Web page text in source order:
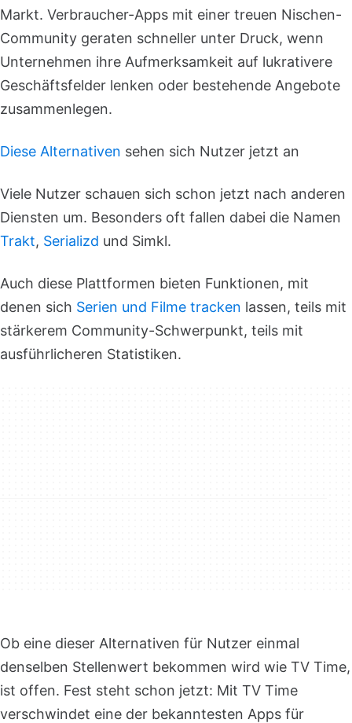
Markt. Verbraucher-Apps mit einer treuen Nischen-
Community geraten schneller unter Druck, wenn
Unternehmen ihre Aufmerksamkeit auf lukrativere
Geschäftsfelder lenken oder bestehende Angebote
zusammenlegen.
Diese Alternativen sehen sich Nutzer jetzt an
Viele Nutzer schauen sich schon jetzt nach anderen
Diensten um. Besonders oft fallen dabei die Namen
Trakt, Serializd und Simkl.
Auch diese Plattformen bieten Funktionen, mit
denen sich Serien und Filme tracken lassen, teils mit
stärkerem Community-Schwerpunkt, teils mit
ausführlicheren Statistiken.
Ob eine dieser Alternativen für Nutzer einmal
denselben Stellenwert bekommen wird wie TV Time,
ist offen. Fest steht schon jetzt: Mit TV Time
verschwindet eine der bekanntesten Apps für